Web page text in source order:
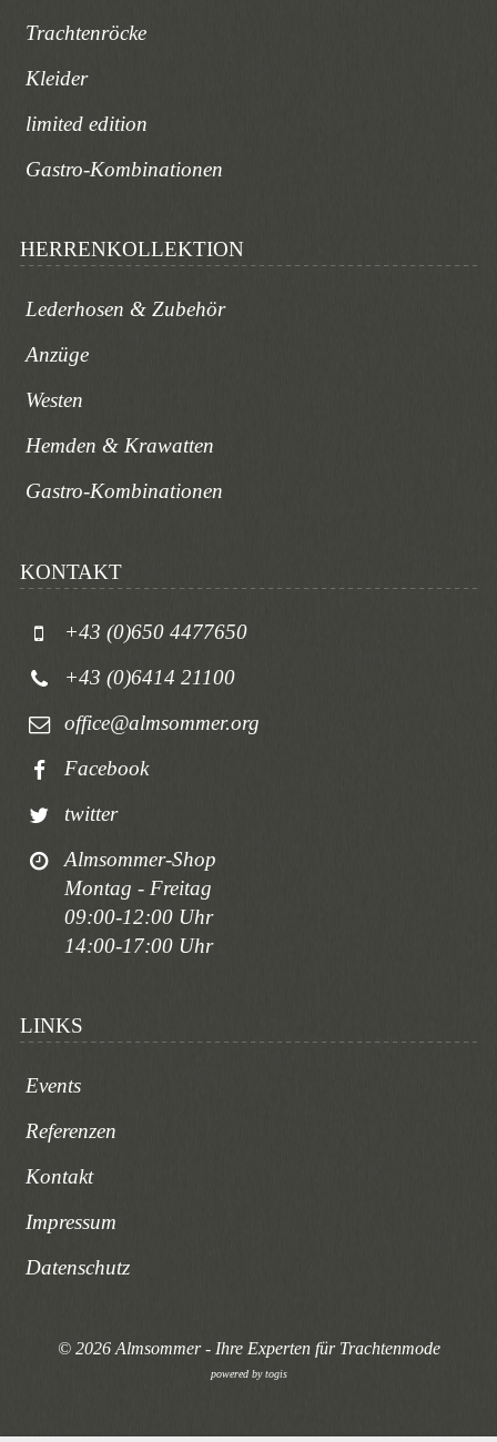
Trachtenröcke
Kleider
limited edition
Gastro-Kombinationen
HERRENKOLLEKTION
Lederhosen & Zubehör
Anzüge
Westen
Hemden & Krawatten
Gastro-Kombinationen
KONTAKT
+43 (0)650 4477650
+43 (0)6414 21100
office@almsommer.org
Facebook
twitter
Almsommer-Shop
Montag - Freitag
09:00-12:00 Uhr
14:00-17:00 Uhr
LINKS
Events
Referenzen
Kontakt
Impressum
Datenschutz
© 2026 Almsommer - Ihre Experten für Trachtenmode
powered bytogis